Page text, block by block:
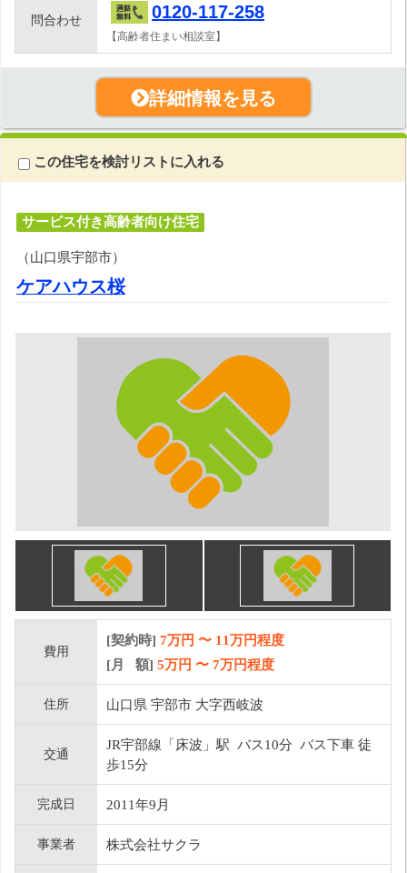
問合わせ 0120-117-258
【高齢者住まい相談室】
詳細情報を見る
この住宅を検討リストに入れる
サービス付き高齢者向け住宅
（山口県宇部市）
ケアハウス桜
費用
[契約時] 7万円 〜 11万円程度
[月 額] 5万円 〜 7万円程度
住所 山口県 宇部市 大字西岐波
交通
JR宇部線「床波」駅 バス10分 バス下車 徒
歩15分
完成日 2011年9月
事業者 株式会社サクラ